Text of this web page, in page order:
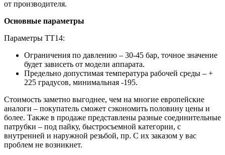
от производителя.
Основные параметры
Параметры ТТ14:
Ограничения по давлению – 30-45 бар, точное значение
будет зависеть от модели аппарата.
Предельно допустимая температура рабочей среды – +
225 градусов, минимальная -195.
Стоимость заметно выгоднее, чем на многие европейские
аналоги – покупатель сможет сэкономить половину цены и
более. Также в продаже представлены разные соединительные
патрубки – под пайку, быстросъемной категории, с
внутренней и наружной резьбой, пр. С их заказом у вас
проблем не возникнет.